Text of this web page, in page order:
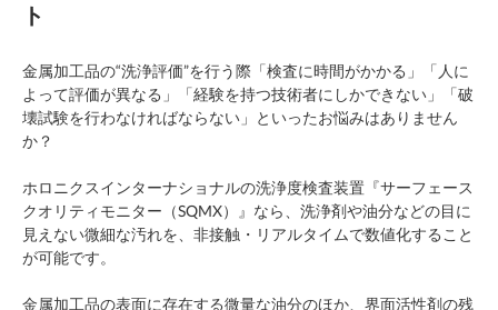
ト
金属加工品の“洗浄評価”を行う際「検査に時間がかかる」「人に
よって評価が異なる」「経験を持つ技術者にしかできない」「破
壊試験を行わなければならない」といったお悩みはありません
か？
ホロニクスインターナショナルの洗浄度検査装置『サーフェース
クオリティモニター（SQMX）』なら、洗浄剤や油分などの目に
見えない微細な汚れを、非接触・リアルタイムで数値化すること
が可能です。
金属加工品の表面に存在する微量な油分のほか、界面活性剤の残